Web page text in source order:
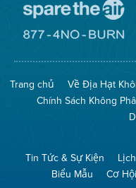
Trang chủ Về Địa Hạt
Chính Sách Không
Tin Tức & Sự Kiện Lịch
Biểu Mẫu
Cơ